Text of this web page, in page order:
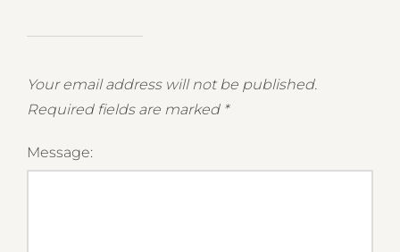
Your email address will not be published.
Required fields are marked *
Message: